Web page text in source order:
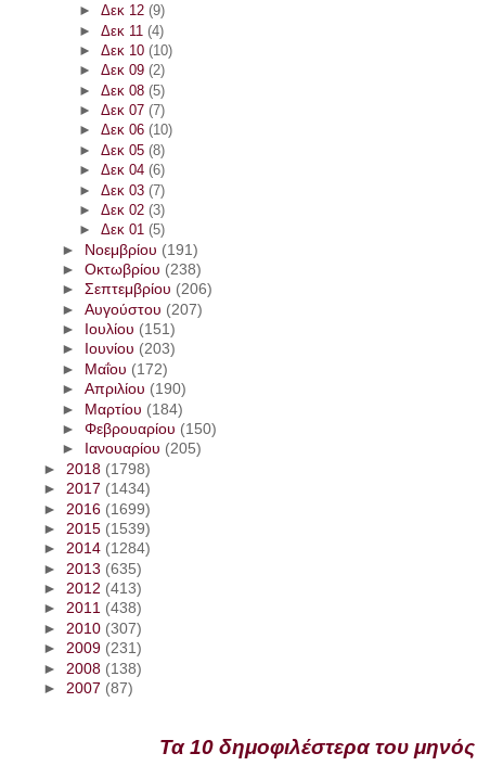
► Δεκ 12 (9)
► Δεκ 11 (4)
► Δεκ 10 (10)
► Δεκ 09 (2)
► Δεκ 08 (5)
► Δεκ 07 (7)
► Δεκ 06 (10)
► Δεκ 05 (8)
► Δεκ 04 (6)
► Δεκ 03 (7)
► Δεκ 02 (3)
► Δεκ 01 (5)
► Νοεμβρίου (191)
► Οκτωβρίου (238)
► Σεπτεμβρίου (206)
► Αυγούστου (207)
►
Ιουλίου (151)
►
Ιουνίου (203)
►
Μαΐου (172)
► Απριλίου (190)
► Μαρτίου (184)
► Φεβρουαρίου (150)
►
Ιανουαρίου (205)
► 2018 (1798)
►2017 (1434)
► 2016 (1699)
► 2015 (1539)
►2014 (1284)
► 2013 (635)
►2012 (413)
►2011 (438)
► 2010 (307)
►2009 (231)
► 2008 (138)
►2007 (87)
Τα 10 δημοφιλέστερα του μηνός